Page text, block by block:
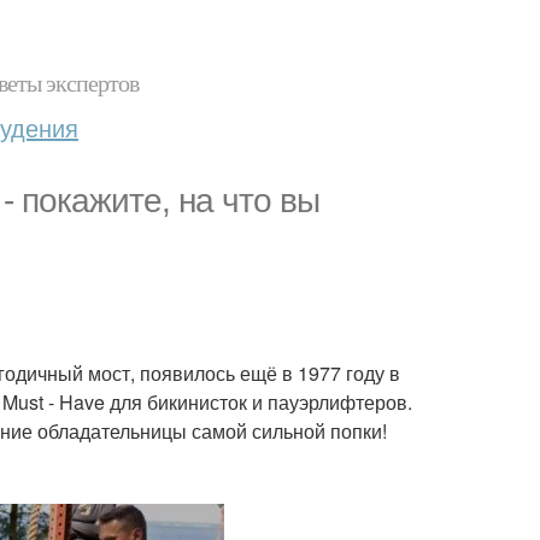
экспертов
покажите, на что вы
мост, появилось ещё в 1977 году в
- Have для бикинисток и пауэрлифтеров.
обладательницы самой сильной попки!